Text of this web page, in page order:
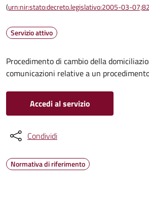
(urn:nir:stato:decreto.legislativo:2005-03-
Servizio attivo
Procedimento di cambio della
comunicazioni relative a un
Accedi al servizio
Condividi
Normativa di riferimento